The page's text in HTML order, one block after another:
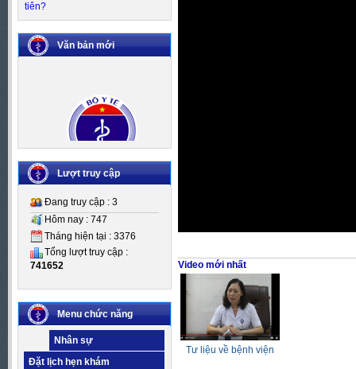
tiên?
Văn bản mới
Số:Số 83/KH-UBND
Tên:(Kế hoạch thực hiện Đề án
Kiểm soát mất cân bằng giới
tính khi sinh giai đoạn 2016-
2020)
Ngày BH: (25/10/2016)
Lượt truy cập
Đang truy cập : 3
Hôm nay : 747
Tháng hiện tại : 3376
Tổng lượt truy cập :
741652
Menu chức năng
Nhân sự
Đặt lịch hẹn khám
Video mới nhất
Tư liệu về bệnh viện